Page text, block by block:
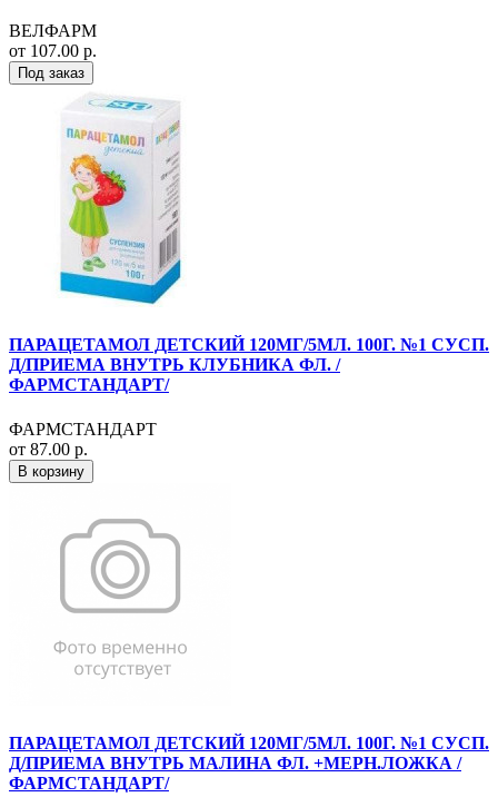
ВЕЛФАРМ
от 107.00 р.
Под заказ
ПАРАЦЕТАМОЛ ДЕТСКИЙ 120МГ/5МЛ. 100Г. №1 СУСП.
Д/ПРИЕМА ВНУТРЬ КЛУБНИКА ФЛ. /
ФАРМСТАНДАРТ/
ФАРМСТАНДАРТ
от 87.00 р.
В корзину
ПАРАЦЕТАМОЛ ДЕТСКИЙ 120МГ/5МЛ. 100Г. №1 СУСП.
Д/ПРИЕМА ВНУТРЬ МАЛИНА ФЛ. +МЕРН.ЛОЖКА /
ФАРМСТАНДАРТ/